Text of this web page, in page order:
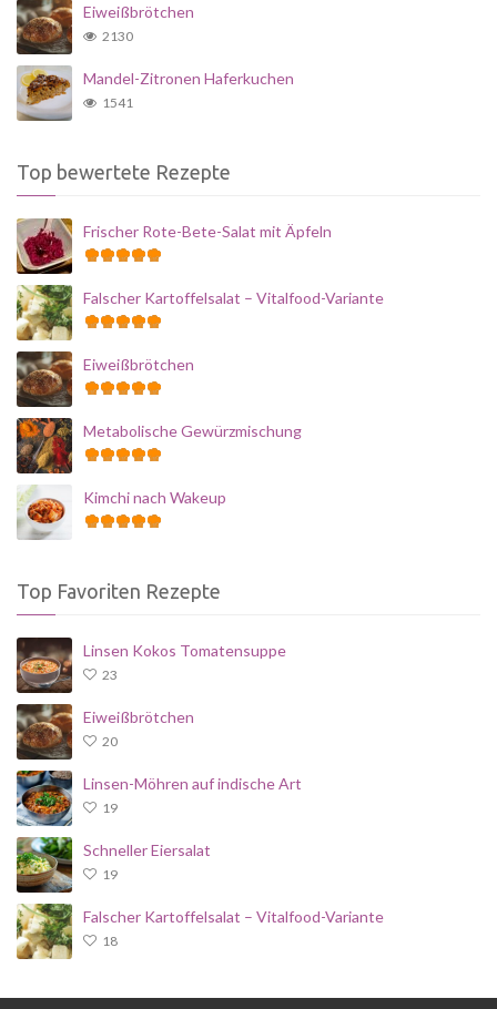
Eiweißbrötchen
2130
Mandel-Zitronen Haferkuchen
1541
Top bewertete Rezepte
Frischer Rote-Bete-Salat mit Äpfeln
Falscher Kartoffelsalat – Vitalfood-Variante
Eiweißbrötchen
Metabolische Gewürzmischung
Kimchi nach Wakeup
Top Favoriten Rezepte
Linsen Kokos Tomatensuppe
23
Eiweißbrötchen
20
Linsen-Möhren auf indische Art
19
Schneller Eiersalat
19
Falscher Kartoffelsalat – Vitalfood-Variante
18